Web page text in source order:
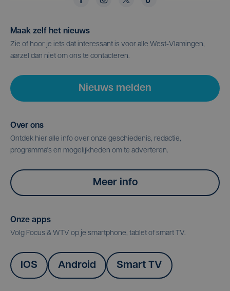
Maak zelf het nieuws
Zie of hoor je iets dat interessant is voor alle West-Vlamingen,
aarzel dan niet om ons te contacteren.
Nieuws melden
Over ons
Ontdek hier alle info over onze geschiedenis, redactie,
programma's en mogelijkheden om te adverteren.
Meer info
Onze apps
Volg Focus & WTV op je smartphone, tablet of smart TV.
IOS Android Smart TV